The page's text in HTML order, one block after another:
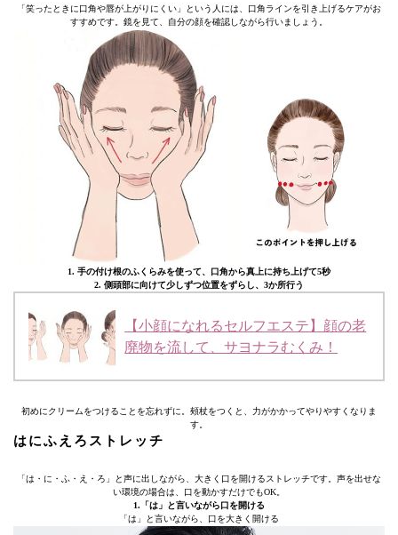
「笑ったときに口角や唇が上がりにくい」という人には、口角ラインを引き上げるケアがお
すすめです。鏡を見て、自分の顔を確認しながら行いましょう。
1. 手の付け根のふくらみを使って、口角から真上に持ち上げて5秒
2. 側頭部に向けて少しずつ位置をずらし、3か所行う
【小顔になれるセルフエステ】顔の老
廃物を流して、サヨナラむくみ！
初めにクリームをつけることを忘れずに。頰杖をつくと、力がかかってやりやすくなりま
す。
はにふえろストレッチ
「は・に・ふ・え・ろ」と声に出しながら、大きく口を開けるストレッチです。声を出せな
い環境の場合は、口を動かすだけでもOK。
1.「は」と言いながら口を開ける
「は」と言いながら、口を大きく開ける